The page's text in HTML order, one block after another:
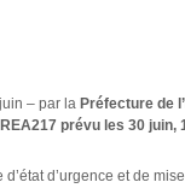
– par la Préfecture de
prévu les 30 juin,
d’urgence et de